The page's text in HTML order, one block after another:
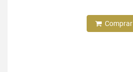
Comprar